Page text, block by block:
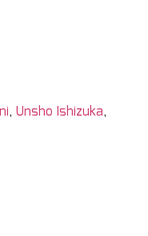
, Unsho Ishizuka,